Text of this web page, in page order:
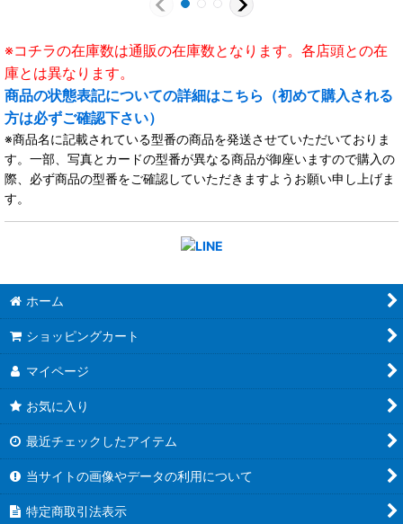
※コチラの在庫数は通販の在庫数となります。各店頭との在
庫とは異なります。
商品の状態表記についての詳細はこちら（初めて購入される
方は必ずご確認下さい）
※商品名に記載されている型番の商品を発送させていただいておりま
す。一部、写真とカードの型番が異なる商品が御座いますので購入の
際、必ず商品の型番をご確認していただきますようお願い申し上げま
す。
ホーム
ショッピングカート
マイページ
お気に入り
最近チェックしたアイテム
当サイトの画像やデータの利用について
特定商取引法表示